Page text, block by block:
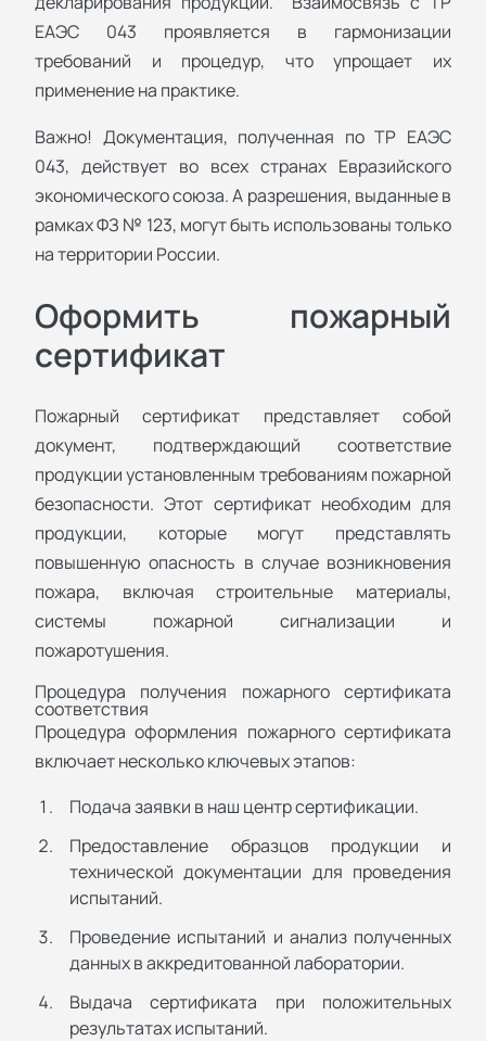
ЕАЭС 043 проявляется в гармонизации
требований и процедур, что упрощает их
применение на практике.
Важно! Документация, полученная по ТР ЕАЭС
043, действует во всех странах Евразийского
экономического союза. А разрешения, выданные в
рамках ФЗ № 123, могут быть использованы только
на территории России.
Оформить пожарный
сертификат
Пожарный сертификат представляет собой
документ, подтверждающий соответствие
продукции установленным требованиям пожарной
безопасности. Этот сертификат необходим для
продукции, которые могут представлять
повышенную опасность в случае возникновения
пожара, включая строительные материалы,
системы пожарной сигнализации и
пожаротушения.
Процедура получения пожарного сертификата
соответствия
Процедура оформления пожарного сертификата
включает несколько ключевых этапов:
Подача заявки в наш центр сертификации.
Предоставление образцов продукции и
технической документации для проведения
испытаний.
Проведение испытаний и анализ полученных
данных в аккредитованной лаборатории.
Выдача сертификата при положительных
результатах испытаний.